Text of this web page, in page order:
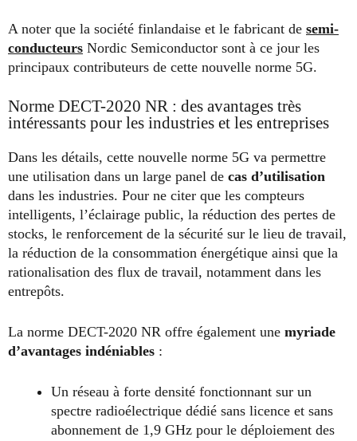
A noter que la société finlandaise et le fabricant de semi-
conducteurs Nordic Semiconductor sont à ce jour les
principaux contributeurs de cette nouvelle norme 5G.
Norme DECT-2020 NR : des avantages très
intéressants pour les industries et les entreprises
Dans les détails, cette nouvelle norme 5G va permettre
une utilisation dans un large panel de cas d’utilisation
dans les industries. Pour ne citer que les compteurs
intelligents, l’éclairage public, la réduction des pertes de
stocks, le renforcement de la sécurité sur le lieu de travail,
la réduction de la consommation énergétique ainsi que la
rationalisation des flux de travail, notamment dans les
entrepôts.
La norme DECT-2020 NR offre également une myriade
d’avantages indéniables :
Un réseau à forte densité fonctionnant sur un
spectre radioélectrique dédié sans licence et sans
abonnement de 1,9 GHz pour le déploiement des